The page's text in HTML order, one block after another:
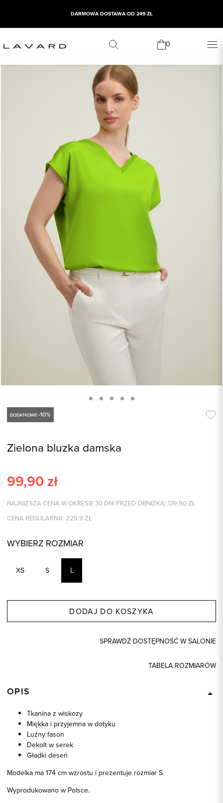
WYPRZEDAŻ SEZONOWA
DARMOWA DOSTAWA OD 249 ZŁ
0
Zielona bluzka damska
99,90 zł
NAJNIŻSZA CENA W OKRESIE 30 DNI PRZED OBNIŻKĄ: 139,90 ZŁ
CENA REGULARNA: 229.9 ZŁ
WYBIERZ ROZMIAR
XS S L
DODAJ DO KOSZYKA
SPRAWDŹ DOSTĘPNOŚĆ W SALONIE
TABELA ROZMIARÓW
OPIS
Tkanina z wiskozy
Miękka i przyjemna w dotyku
Luźny fason
Dekolt w serek
Gładki deseń
Modelka ma 174 cm wzrostu i prezentuje rozmiar S.
Wyprodukowano w Polsce.